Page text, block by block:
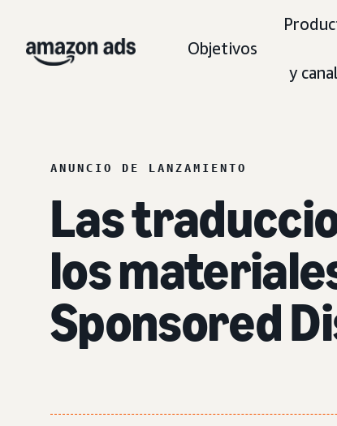
Objetivos
y
ANUNCIO DE LANZAMIENTO
Las
los
Sponsored